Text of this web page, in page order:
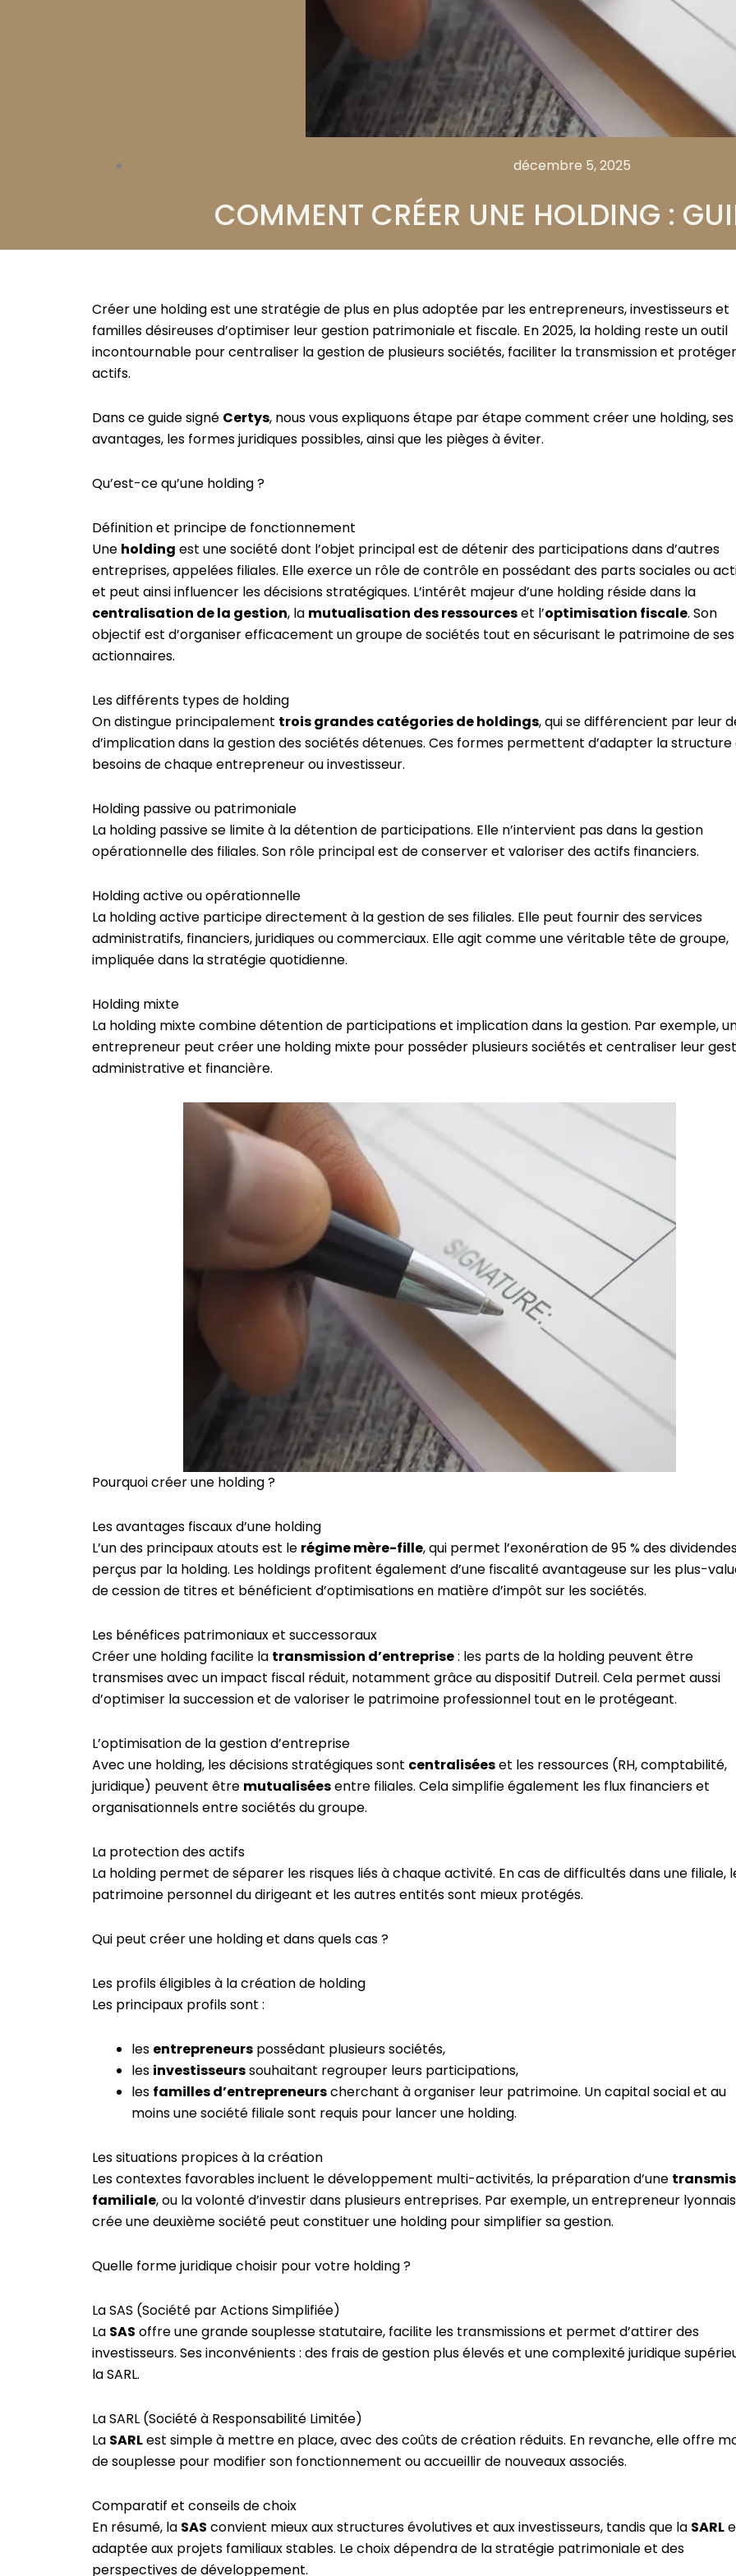
décembre 5, 2025
COMMENT CRÉER UNE HOLDING :
Créer une holding est une stratégie de plus en plus adoptée par les entrepreneurs, investisseurs et
familles désireuses d’optimiser leur gestion patrimoniale et fiscale. En 2025, la holding reste un outil
incontournable pour centraliser la gestion de plusieurs sociétés, faciliter la transmission et
actifs.
Dans ce guide signé Certys, nous vous expliquons étape par étape comment créer une holding, ses
avantages, les formes juridiques possibles, ainsi que les pièges à éviter.
Qu’est-ce qu’une holding ?
Définition et principe de fonctionnement
Une holding est une société dont l’objet principal est de détenir des participations dans d’autres
entreprises, appelées filiales. Elle exerce un rôle de contrôle en possédant des parts sociales ou
et peut ainsi influencer les décisions stratégiques. L’intérêt majeur d’une holding réside dans la
centralisation de la gestion, la mutualisation des ressourceset l’optimisation fiscale. Son
objectif est d’organiser efficacement un groupe de sociétés tout en sécurisant le patrimoine de ses
actionnaires.
Les différents types de holding
On distingue principalement trois grandes catégories de holdings, qui se différencient par leur
d’implication dans la gestion des sociétés détenues. Ces formes permettent d’adapter la structure
besoins de chaque entrepreneur ou investisseur.
Holding passive ou patrimoniale
La holding passive se limite à la détention de participations. Elle n’intervient pas dans la gestion
opérationnelle des filiales. Son rôle principal est de conserver et valoriser des actifs financiers.
Holding active ou opérationnelle
La holding active participe directement à la gestion de ses filiales. Elle peut fournir des services
administratifs, financiers, juridiques ou commerciaux. Elle agit comme une véritable tête de groupe,
impliquée dans la stratégie quotidienne.
Holding mixte
La holding mixte combine détention de participations et implication dans la gestion. Par exemple,
entrepreneur peut créer une holding mixte pour posséder plusieurs sociétés et centraliser leur
administrative et financière.
Pourquoi créer une holding ?
Les avantages fiscaux d’une holding
L’un des principaux atouts est le régime mère-fille, qui permet l’exonération de 95 % des
perçus par la holding. Les holdings profitent également d’une fiscalité avantageuse sur les plus-
de cession de titres et bénéficient d’optimisations en matière d’impôt sur les sociétés.
Les bénéfices patrimoniaux et successoraux
Créer une holding facilite la transmission d’entreprise: les parts de la holding peuvent être
transmises avec un impact fiscal réduit, notamment grâce au dispositif Dutreil. Cela permet aussi
d’optimiser la succession et de valoriser le patrimoine professionnel tout en le protégeant.
L’optimisation de la gestion d’entreprise
Avec une holding, les décisions stratégiques sont centraliséeset les ressources (RH, comptabilité,
juridique) peuvent être mutualiséesentre filiales. Cela simplifie également les flux financiers et
organisationnels entre sociétés du groupe.
La protection des actifs
La holding permet de séparer les risques liés à chaque activité. En cas de difficultés dans une filiale,
patrimoine personnel du dirigeant et les autres entités sont mieux protégés.
Qui peut créer une holding et dans quels cas ?
Les profils éligibles à la création de holding
Les principaux profils sont :
les entrepreneurs possédant plusieurs sociétés,
les investisseurssouhaitant regrouper leurs participations,
les familles d’entrepreneurscherchant à organiser leur patrimoine. Un capital social et au
moins une société filiale sont requis pour lancer une holding.
Les situations propices à la création
Les contextes favorables incluent le développement multi-activités, la préparation d’une
familiale, ou la volonté d’investir dans plusieurs entreprises. Par exemple, un entrepreneur
crée une deuxième société peut constituer une holding pour simplifier sa gestion.
Quelle forme juridique choisir pour votre holding ?
La SAS (Société par Actions Simplifiée)
La SAS offre une grande souplesse statutaire, facilite les transmissions et permet d’attirer des
investisseurs. Ses inconvénients : des frais de gestion plus élevés et une complexité juridique
la SARL.
La SARL (Société à Responsabilité Limitée)
La SARLest simple à mettre en place, avec des coûts de création réduits. En revanche, elle offre
de souplesse pour modifier son fonctionnement ou accueillir de nouveaux associés.
Comparatif et conseils de choix
En résumé, la SAS convient mieux aux structures évolutives et aux investisseurs, tandis que la SARL
adaptée aux projets familiaux stables. Le choix dépendra de la stratégie patrimoniale et des
perspectives de développement.